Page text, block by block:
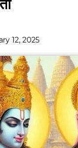
12, 2025